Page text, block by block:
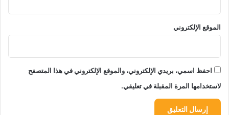
الموقع الإلكتروني
احفظ اسمي، بريدي الإلكتروني، والموقع الإلكتروني في هذا المتصفح
لاستخدامها المرة المقبلة في تعليقي.